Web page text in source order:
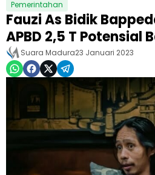
Pemerintahan
Fauzi As Bidik
APBD 2,5 T Potensial
Suara Madura23 Januari 2023